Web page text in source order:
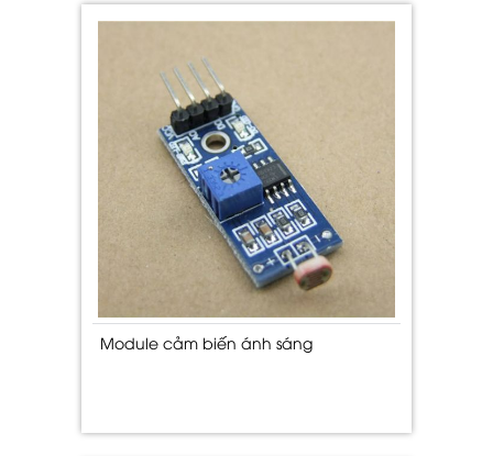
Module cảm biến ánh sáng